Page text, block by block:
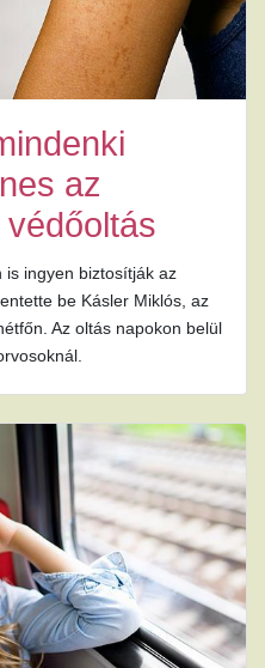
az
is ingyen biztosítják az
be Kásler Miklós, az
Az oltás napokon belül